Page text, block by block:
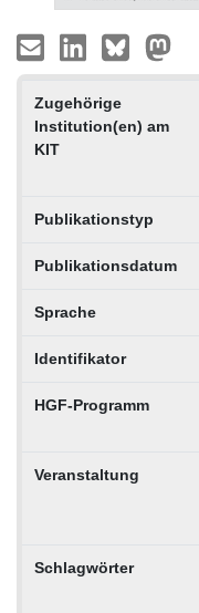
Zugehörige
Institution(en) am
KIT
Publikationstyp
Publikationsdatum
Sprache
Identifikator
HGF-Programm
Veranstaltung
Schlagwörter